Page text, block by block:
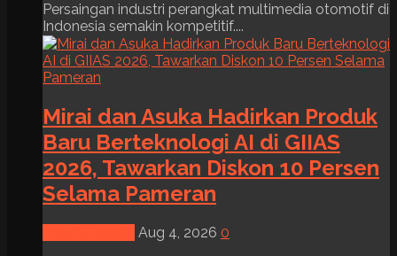
Persaingan industri perangkat multimedia otomotif di
Indonesia semakin kompetitif....
Mirai dan Asuka Hadirkan Produk
Baru Berteknologi AI di GIIAS
2026, Tawarkan Diskon 10 Persen
Selama Pameran
Aug 4, 2026 0